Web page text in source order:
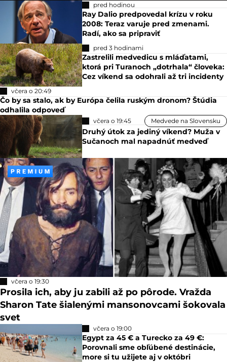
pred hodinou
Ray Dalio predpovedal krízu v roku
2008: Teraz varuje pred zmenami.
Radí, ako sa pripraviť
pred 3 hodinami
Zastrelili medvedicu s mláďatami,
ktorá pri Turanoch „dotrhala“ človeka:
Cez víkend sa odohrali až tri incidenty
včera o 20:49
Čo by sa stalo, ak by Európa čelila ruským dronom? Štúdia
odhalila odpoveď
včera o 19:45 Medvede na Slovensku
Druhý útok za jediný víkend? Muža v
Sučanoch mal napadnúť medveď
včera o 19:30
Prosila ich, aby ju zabili až po pôrode. Vražda
Sharon Tate šialenými mansonovcami šokovala
svet
včera o 19:00
Egypt za 45 € a Turecko za 49 €:
Porovnali sme obľúbené destinácie,
more si tu užijete aj v októbri